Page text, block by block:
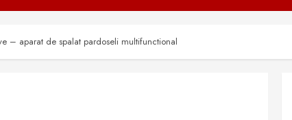
– aparat de spalat pardoseli multifunctional